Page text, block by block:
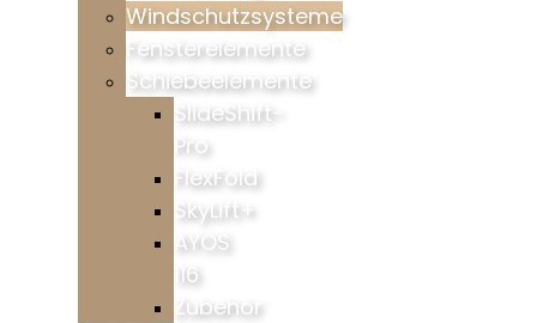
Windschutzsysteme
Fensterelemente
Schiebeelemente
SlideShift-
Pro
FlexFold
SkyLift+
AYOS
116
Zubehör